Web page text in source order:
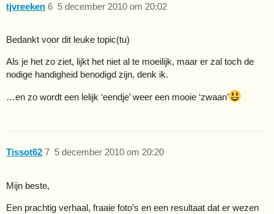
tjvreeken 5 december 2010 om 20:02
6
Bedankt voor dit leuke topic(tu)
Als je het zo ziet, lijkt het niet al te moeilijk, maar er zal toch de
nodige handigheid benodigd zijn, denk ik.
…en zo wordt een lelijk ‘eendje’ weer een mooie ‘zwaan’
Tissot62 5 december 2010 om 20:20
7
Mijn beste,
Een prachtig verhaal, fraaie foto’s en een resultaat dat er wezen